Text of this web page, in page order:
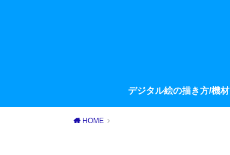
デジタル絵の描き方/機材
HOME